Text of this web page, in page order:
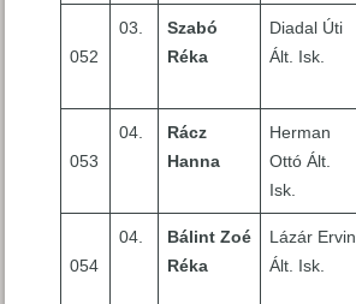
052
03.
Szabó
Réka
Diadal Úti
Ált. Isk.
053
04.
Rácz
Hanna
Herman
Ottó Ált.
Isk.
054
04.
Bálint Zoé
Réka
Lázár Ervin
Ált. Isk.